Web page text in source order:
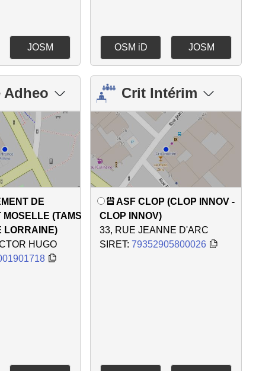
JOSM OSM iD JOSM
Adheo
DE
MOSELLE (TAMS
LORRAINE)
HUGO
Crit Intérim
ASF CLOP (CLOP INNOV -
CLOP INNOV)
33, RUE JEANNE D'ARC
SIRET: 79352905800026